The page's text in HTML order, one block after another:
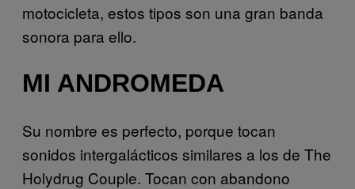
motocicleta, estos tipos son una gran banda
sonora para ello.
MI ANDROMEDA
Su nombre es perfecto, porque tocan
sonidos intergalácticos similares a los de The
Holydrug Couple. Tocan con abandono